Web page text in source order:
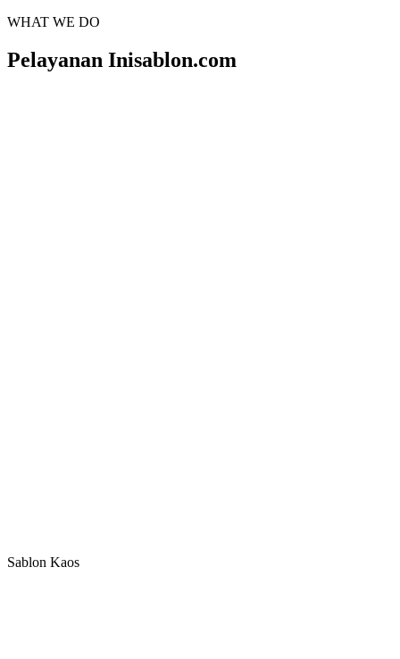
WHAT WE DO
Pelayanan Inisablon.com
Sablon Kaos